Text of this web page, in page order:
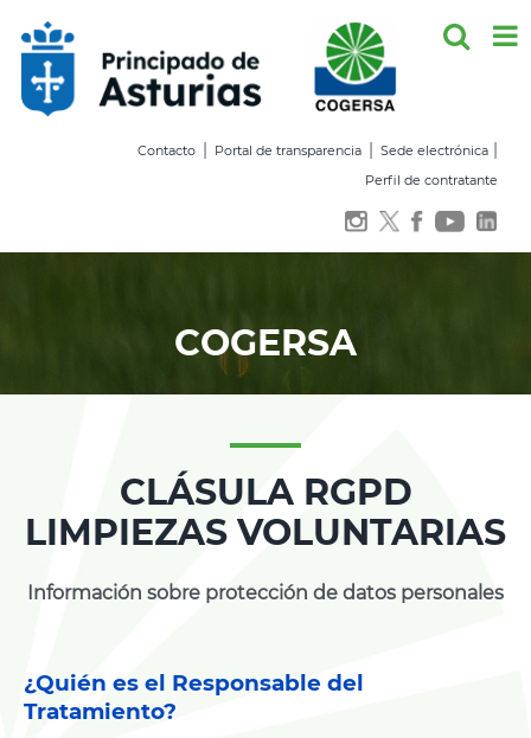
contenido
Contacto | Portal de transparencia | Sede electrónica |
Perfil de contratante
COGERSA
CLÁSULA RGPD
LIMPIEZAS VOLUNTARIAS
Información sobre protección de datos personales
¿Quién es el Responsable del
Tratamiento?